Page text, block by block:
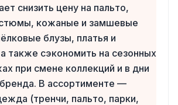
снизить цену на пальто,
кожаные и замшевые
блузы, платья и
также сэкономить на сезонных
при смене коллекций и в дни
В ассортименте —
(тренчи, пальто, парки,